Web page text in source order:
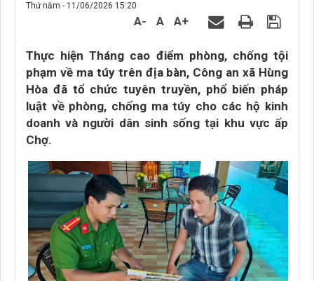
Thứ năm - 11/06/2026 15:20
A- A A+
Thực hiện Tháng cao điểm phòng, chống tội
phạm về ma túy trên địa bàn, Công an xã Hùng
Hòa đã tổ chức tuyên truyền, phổ biến pháp
luật về phòng, chống ma túy cho các hộ kinh
doanh và người dân sinh sống tại khu vực ấp
Chợ.